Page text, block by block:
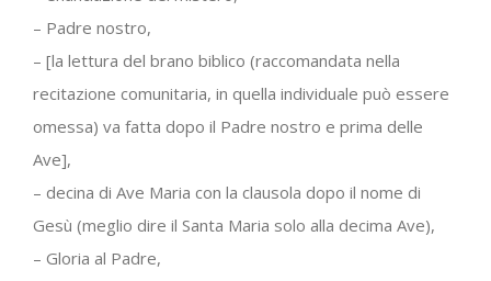
– Padre nostro,
– [la lettura del brano biblico (raccomandata nella
recitazione comunitaria, in quella individuale può essere
omessa) va fatta dopo il Padre nostro e prima delle
Ave],
– decina di Ave Maria con la clausola dopo il nome di
Gesù (meglio dire il Santa Maria solo alla decima Ave),
– Gloria al Padre,